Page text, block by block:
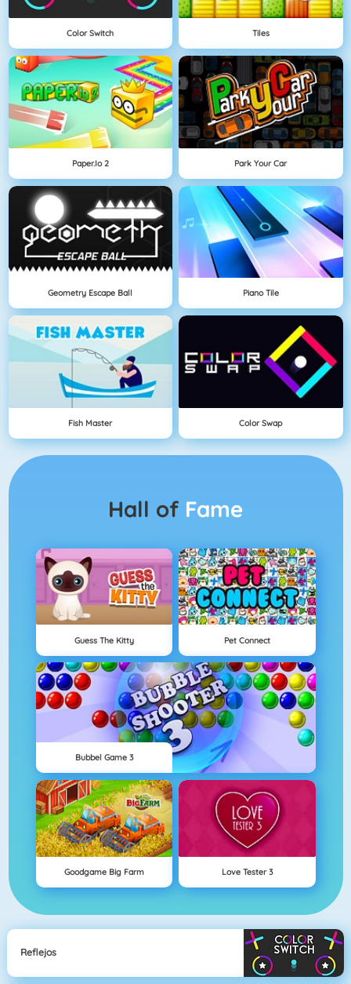
Color Switch Tiles
Paper.io 2 Park Your Car
Geometry Escape Ball Piano Tile
Fish Master Color Swap
Hall of Fame
Guess The Kitty Pet Connect
Bubbel Game 3
Goodgame Big Farm Love Tester 3
Reflejos